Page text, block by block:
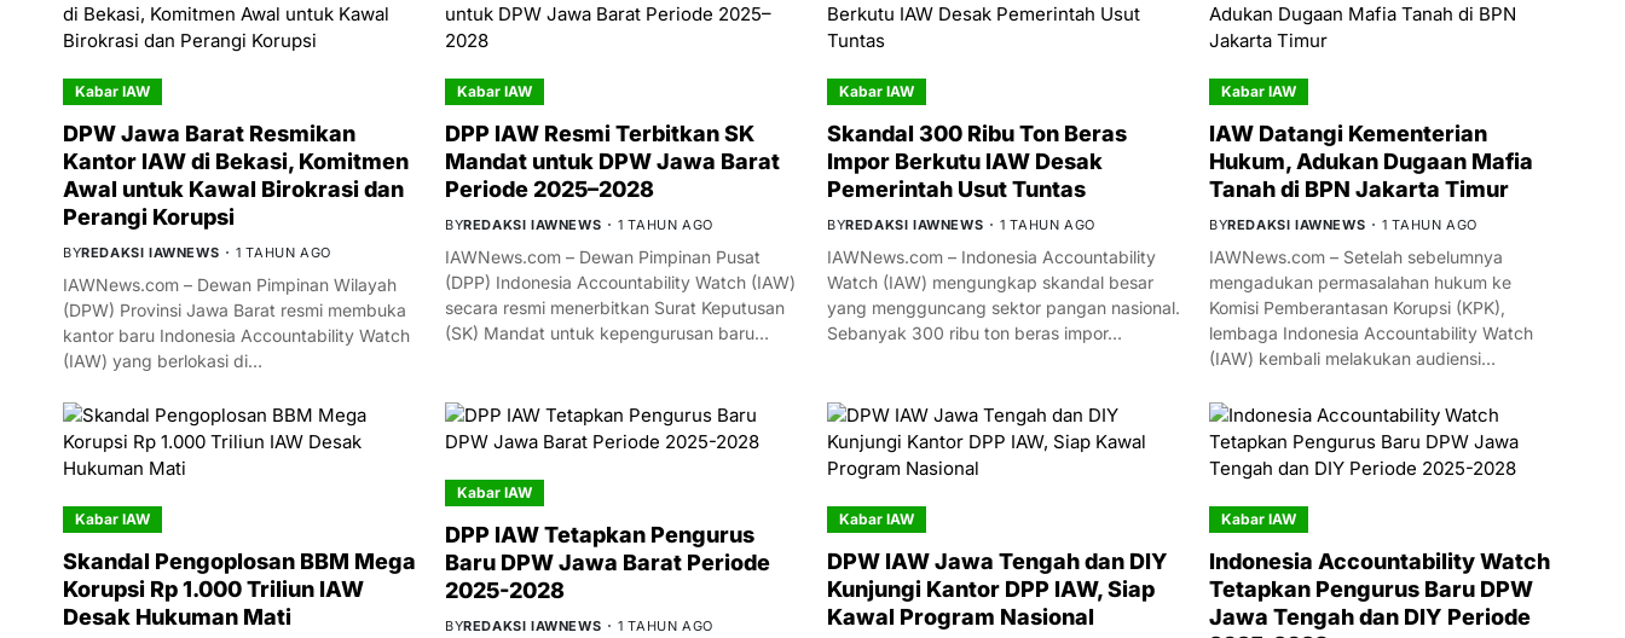
Kabar IAW
DPW Jawa Barat Resmikan
Kantor IAW di Bekasi, Komitmen
Awal untuk Kawal Birokrasi dan
Perangi Korupsi
BYREDAKSI IAWNEWS 1 TAHUN AGO
IAWNews.com – Dewan Pimpinan Wilayah
(DPW) Provinsi Jawa Barat resmi membuka
kantor baru Indonesia Accountability Watch
(IAW) yang berlokasi di…
Kabar IAW
DPP IAW Resmi Terbitkan SK
Mandat untuk DPW Jawa Barat
Periode 2025–2028
BYREDAKSI IAWNEWS 1 TAHUN AGO
IAWNews.com – Dewan Pimpinan Pusat
(DPP) Indonesia Accountability Watch (IAW)
secara resmi menerbitkan Surat Keputusan
(SK) Mandat untuk kepengurusan baru…
Kabar IAW
Skandal 300 Ribu Ton Beras
Impor Berkutu IAW Desak
Pemerintah Usut Tuntas
BYREDAKSI IAWNEWS 1 TAHUN AGO
IAWNews.com – Indonesia Accountability
Watch (IAW) mengungkap skandal besar
yang mengguncang sektor pangan nasional.
Sebanyak 300 ribu ton beras impor…
Kabar IAW
IAW Datangi Kementerian
Hukum, Adukan Dugaan Mafia
Tanah di BPN Jakarta Timur
BYREDAKSI IAWNEWS 1 TAHUN AGO
IAWNews.com – Setelah sebelumnya
mengadukan permasalahan hukum ke
Komisi Pemberantasan Korupsi (KPK),
lembaga Indonesia Accountability Watch
(IAW) kembali melakukan audiensi…
Kabar IAW
Skandal Pengoplosan BBM Mega
Korupsi Rp 1.000 Triliun IAW
Desak Hukuman Mati
Kabar IAW
DPP IAW Tetapkan Pengurus
Baru DPW Jawa Barat Periode
2025-2028
BYREDAKSI IAWNEWS 1 TAHUN AGO
Kabar IAW
DPW IAW Jawa Tengah dan DIY
Kunjungi Kantor DPP IAW, Siap
Kawal Program Nasional
Kabar IAW
Indonesia Accountability Watch
Tetapkan Pengurus Baru DPW
Jawa Tengah dan DIY Periode